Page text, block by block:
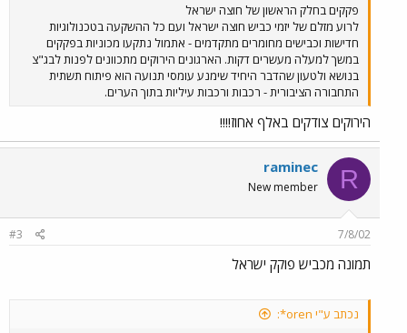
פקקים בחלק הראשון של חוצה ישראל
לרוע מזלם של יזמי כביש חוצה ישראל ועם כל ההשקעה בטכנולוגיות
חדישות וכבישים מחומרים מתקדמים - אתמול נתקעו מכוניות בפקקים
במשך למעלה מעשרים דקות. הארגונים הירוקים מתכוונים לפנות לבג"צ
בנושא ולטעון שהדבר היחיד שימנע עומסי תנועה הוא פיתוח תשתית
התחבורה הציבורית - רכבות ורכבות עיליות בתוך הערים.
הירוקים צודקים באלף אחוז!!!!
R
raminec
New member
7/8/02
#3
תמונה מכביש פוקק ישראל
נכתב ע"י oren*: